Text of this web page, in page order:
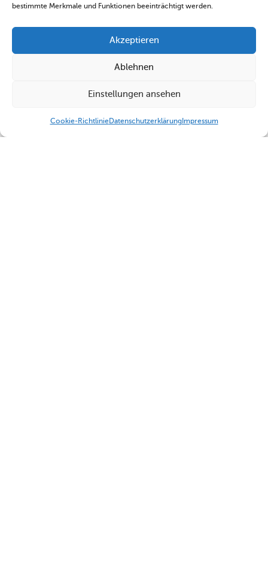
bestimmte Merkmale und Funktionen beeinträchtigt werden.
Akzeptieren
Ablehnen
Einstellungen ansehen
Cookie-RichtlinieDatenschutzerklärungImpressum